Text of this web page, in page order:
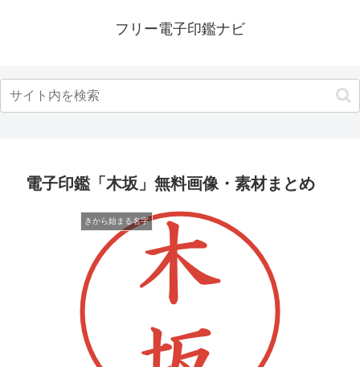
フリー電子印鑑ナビ
電子印鑑「木坂」無料画像・素材まとめ
きから始まる名字